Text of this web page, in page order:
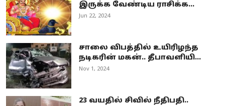
இருக்க வேண்டிய ராசிக்க...
Jun 22, 2024
சாலை விபத்தில் உயிரிழந்த
நடிகரின் மகன்.. தீபாவளியி...
Nov 1, 2024
23 வயதில் சிவில் நீதிபதி..